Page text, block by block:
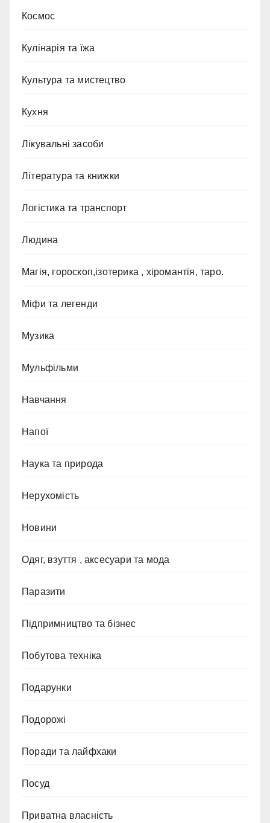
Космос
Кулінарія та їжа
Культура та мистецтво
Кухня
Лікувальні засоби
Література та книжки
Логістика та транспорт
Людина
Магія, гороскоп,ізотерика , хіромантія, таро.
Міфи та легенди
Музика
Мульфільми
Навчання
Напої
Наука та природа
Нерухомість
Новини
Одяг, взуття , аксесуари та мода
Паразити
Підпримництво та бізнес
Побутова техніка
Подарунки
Подорожі
Поради та лайфхаки
Посуд
Приватна власність